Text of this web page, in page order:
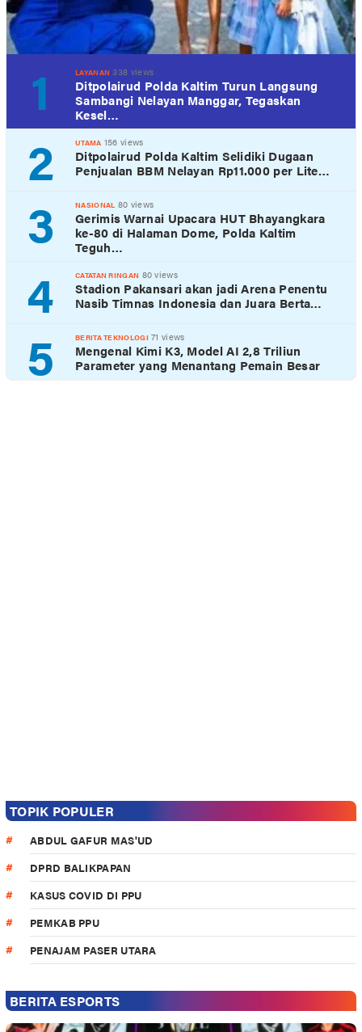
1 LAYANAN 338 views
Ditpolairud Polda Kaltim Turun Langsung
Sambangi Nelayan Manggar, Tegaskan
Kesel…
2 UTAMA 156 views
Ditpolairud Polda Kaltim Selidiki Dugaan
Penjualan BBM Nelayan Rp11.000 per Lite…
3 NASIONAL 80 views
Gerimis Warnai Upacara HUT Bhayangkara
ke-80 di Halaman Dome, Polda Kaltim
Teguh…
4 CATATAN RINGAN 80 views
Stadion Pakansari akan jadi Arena Penentu
Nasib Timnas Indonesia dan Juara Berta…
5 BERITA TEKNOLOGI 71 views
Mengenal Kimi K3, Model AI 2,8 Triliun
Parameter yang Menantang Pemain Besar
TOPIK POPULER
ABDUL GAFUR MAS'UD
DPRD BALIKPAPAN
KASUS COVID DI PPU
PEMKAB PPU
PENAJAM PASER UTARA
BERITA ESPORTS